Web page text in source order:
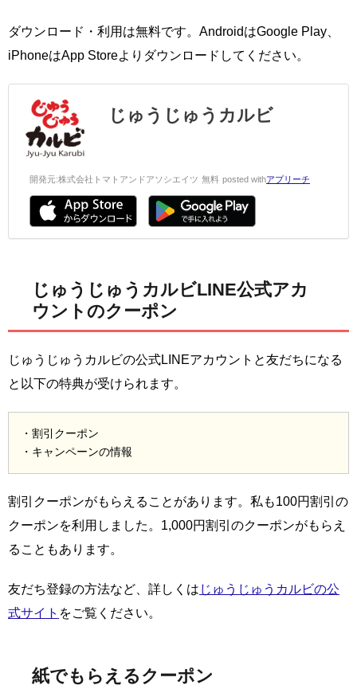
ダウンロード・利用は無料です。AndroidはGoogle Play、
iPhoneはApp Storeよりダウンロードしてください。
じゅうじゅうカルビ
開発元:株式会社トマトアンドアソシエイツ 無料 posted withアプリーチ
じゅうじゅうカルビLINE公式アカ
ウントのクーポン
じゅうじゅうカルビの公式LINEアカウントと友だちになる
と以下の特典が受けられます。
・割引クーポン
・キャンペーンの情報
割引クーポンがもらえることがあります。私も100円割引の
クーポンを利用しました。1,000円割引のクーポンがもらえ
ることもあります。
友だち登録の方法など、詳しくは じゅうじゅうカルビの公
式サイト をご覧ください。
紙でもらえるクーポン